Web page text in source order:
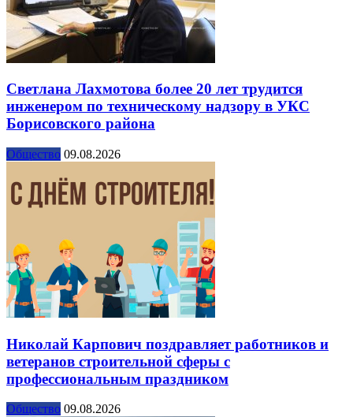
Светлана Лахмотова более 20 лет трудится
инженером по техническому надзору в УКС
Борисовского района
Общество 09.08.2026
Николай Карпович поздравляет работников и
ветеранов строительной сферы с
профессиональным праздником
Общество 09.08.2026